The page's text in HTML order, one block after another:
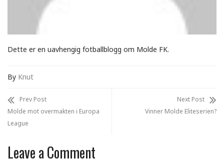
Dette er en uavhengig fotballblogg om Molde FK.
By Knut
Prev Post
Molde mot overmakten i Europa
League
Next Post
Vinner Molde Eliteserien?
Leave a Comment